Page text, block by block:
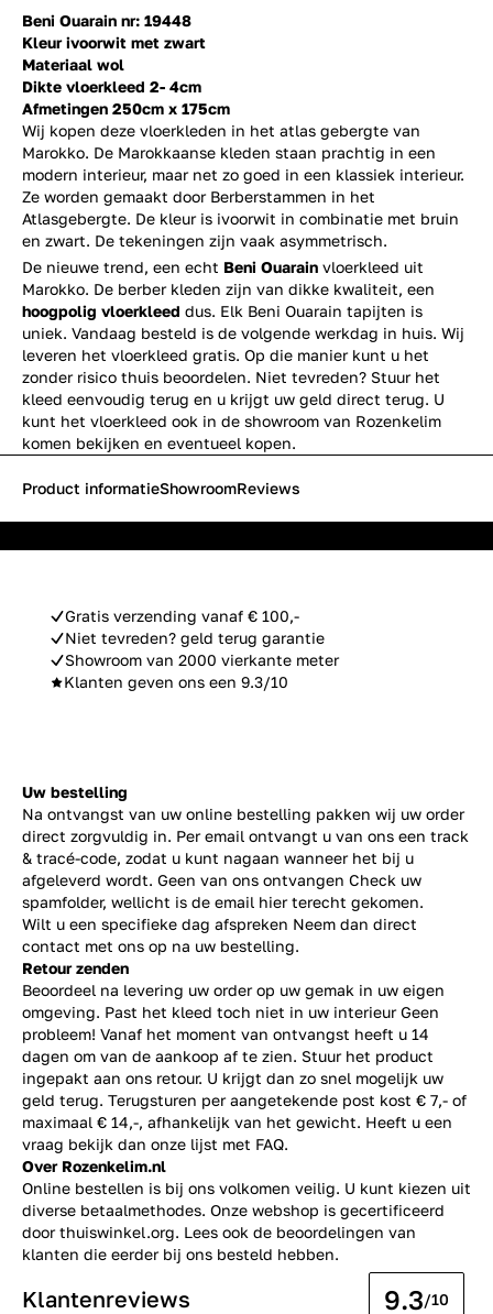
Beni Ouarain nr: 19448
Kleur ivoorwit met zwart
Materiaal wol
Dikte vloerkleed 2- 4cm
Afmetingen 250cm x 175cm
Wij kopen deze vloerkleden in het atlas gebergte van
Marokko. De Marokkaanse kleden staan prachtig in een
modern interieur, maar net zo goed in een klassiek interieur.
Ze worden gemaakt door Berberstammen in het
Atlasgebergte. De kleur is ivoorwit in combinatie met bruin
en zwart. De tekeningen zijn vaak asymmetrisch.
De nieuwe trend, een echt Beni Ouarain vloerkleed uit
Marokko. De berber kleden zijn van dikke kwaliteit, een
hoogpolig vloerkleed dus. Elk Beni Ouarain tapijten is
uniek. Vandaag besteld is de volgende werkdag in huis. Wij
leveren het vloerkleed gratis. Op die manier kunt u het
zonder risico thuis beoordelen. Niet tevreden? Stuur het
kleed eenvoudig terug en u krijgt uw geld direct terug. U
kunt het vloerkleed ook in de showroom van Rozenkelim
komen bekijken en eventueel kopen.
Gratis verzending vanaf € 100,-
Niet tevreden? geld terug garantie
Showroom van 2000 vierkante meter
Klanten geven ons een 9.3/10
Product informatieShowroomReviews
Uw bestelling
Na ontvangst van uw online bestelling pakken wij uw order
direct zorgvuldig in. Per email ontvangt u van ons een track
& tracé-code, zodat u kunt nagaan wanneer het bij u
afgeleverd wordt. Geen van ons ontvangen Check uw
spamfolder, wellicht is de email hier terecht gekomen.
Wilt u een specifieke dag afspreken Neem dan direct
contact met ons op na uw bestelling.
Retour zenden
Beoordeel na levering uw order op uw gemak in uw eigen
omgeving. Past het kleed toch niet in uw interieur Geen
probleem! Vanaf het moment van ontvangst heeft u 14
dagen om van de aankoop af te zien. Stuur het product
ingepakt aan ons retour. U krijgt dan zo snel mogelijk uw
geld terug. Terugsturen per aangetekende post kost € 7,- of
maximaal € 14,-, afhankelijk van het gewicht. Heeft u een
vraag bekijk dan onze lijst met FAQ.
Over Rozenkelim.nl
Online bestellen is bij ons volkomen veilig. U kunt kiezen uit
diverse betaalmethodes. Onze webshop is gecertificeerd
door thuiswinkel.org. Lees ook de beoordelingen van
klanten die eerder bij ons besteld hebben.
Klantenreviews 9.3/10